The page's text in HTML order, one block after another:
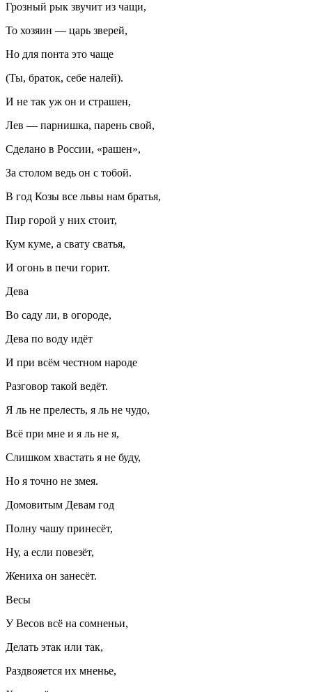
Грозный рык звучит из чащи,
То хозяин — царь зверей,
Но для понта это чаще
(Ты, браток, себе налей).
И не так уж он и страшен,
Лев — парнишка, парень свой,
Сделано в России, «рашен»,
За столом ведь он с тобой.
В год Козы все львы нам братья,
Пир горой у них стоит,
Кум куме, а свату сватья,
И огонь в печи горит.
Дева
Во саду ли, в огороде,
Дева по воду идёт
И при всём честном народе
Разговор такой ведёт.
Я ль не прелесть, я ль не чудо,
Всё при мне и я ль не я,
Слишком хвастать я не буду,
Но я точно не змея.
Домовитым Девам год
Полну чашу принесёт,
Ну, а если повезёт,
Жениха он занесёт.
Весы
У Весов всё на сомненьи,
Делать этак или так,
Раздвояется их мненье,